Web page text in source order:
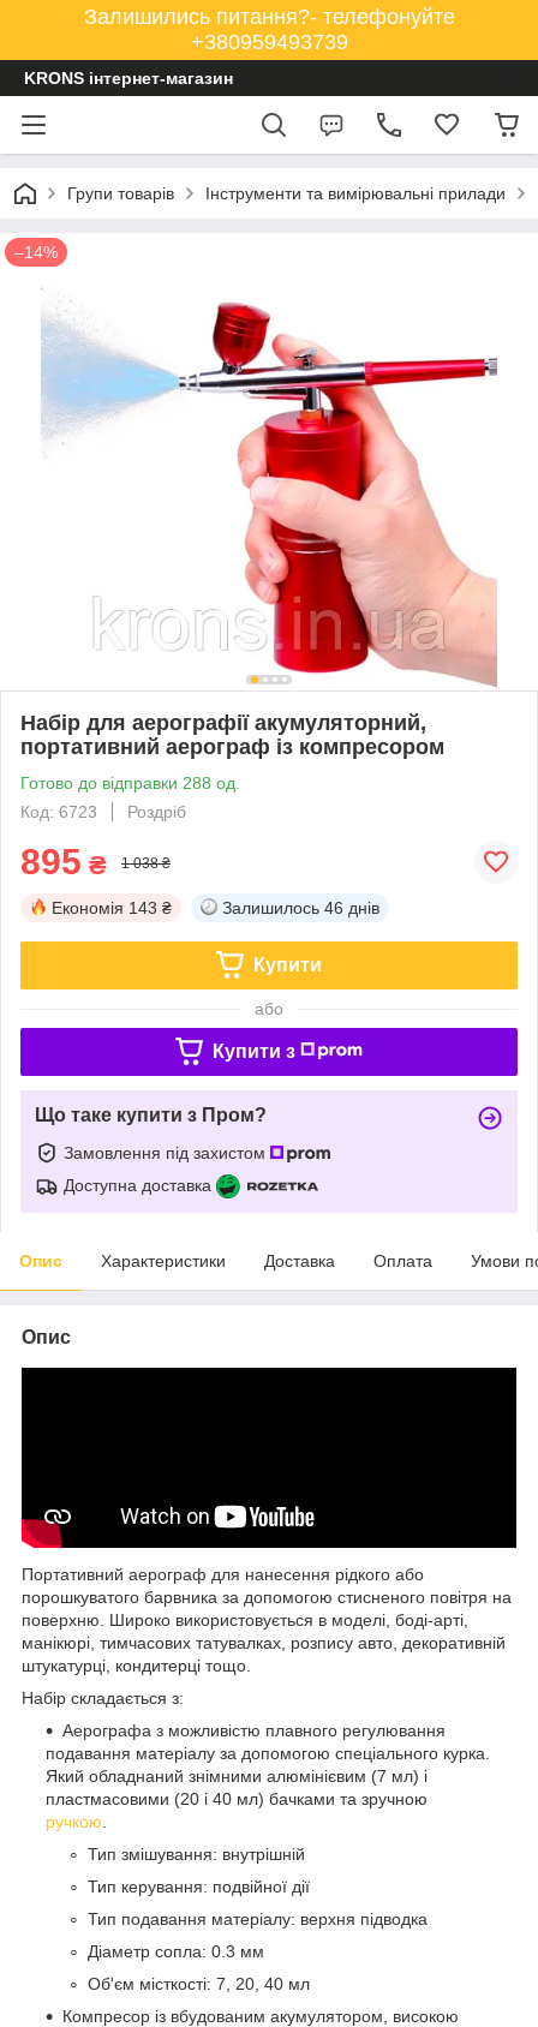
Залишились питання?- телефонуйте
+380959493739
KRONS інтернет-магазин
Групи товарів Інструменти та вимірювальні прилади
–14%
Набір для аерографії акумуляторний,
портативний аерограф із компресором
Готово до відправки 288 од.
Код: 6723
Роздріб
895 ₴ 1 038 ₴
Економія 143 ₴ Залишилось 46 днів
Купити
або
Купити з
Що таке купити з Пром?
Замовлення під захистом
Доступна доставка
Опис Характеристики Доставка Оплата Умови
Опис
Портативний аерограф для нанесення рідкого або
порошкуватого барвника за допомогою стисненого повітря на
поверхню. Широко використовується в моделі, боді-арті,
манікюрі, тимчасових татувалках, розпису авто, декоративній
штукатурці, кондитерці тощо.
Набір складається з:
Аерографа з можливістю плавного регулювання
подавання матеріалу за допомогою спеціального курка.
Який обладнаний знімними алюмінієвим (7 мл) і
пластмасовими (20 і 40 мл) бачками та зручною
ручкою
Тип змішування: внутрішній
Тип керування: подвійної дії
Тип подавання матеріалу: верхня підводка
Діаметр сопла: 0.3 мм
Об'єм місткості: 7, 20, 40 мл
Компресор із вбудованим акумулятором, високою